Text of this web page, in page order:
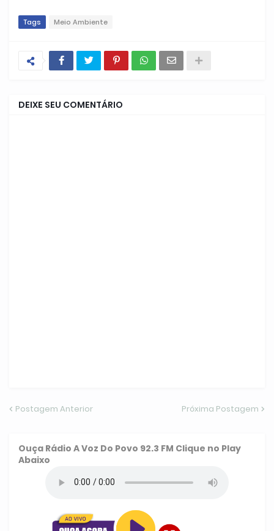
Tags Meio Ambiente
DEIXE SEU COMENTÁRIO
Postagem Anterior Próxima Postagem
Ouça Rádio A Voz Do Povo 92.3 FM Clique no Play
Abaixo